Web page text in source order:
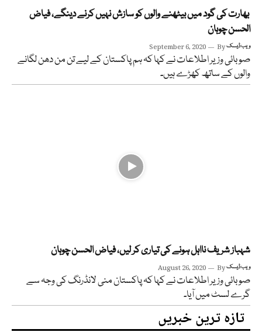
بھارت کی گود میں بیٹھنے والوں کو سازش نہیں کرنے دینگے، فیاض
الحسن چوہان
September 6, 2020 Byویب ڈیسک
صوبائی وزیر اطلاعات نے کہا کہ ہم پاکستان کے لیے تن من دھن لگانے
والوں کے ساتھ کھڑے ہیں۔
شہباز شریف نااہل ہونے کی تیاری کر لیں، فیاض الحسن چوہان
August 26, 2020 Byویب ڈیسک
صوبائی وزیر اطلاعات نے کہا کہ پاکستان منی لانڈرنگ کی وجہ سے
گرے لسٹ میں آیا۔
تازہ ترین خبریں